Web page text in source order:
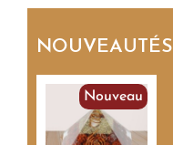
NOUVEAUTÉS
Nouveau